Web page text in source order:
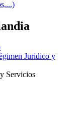
Jurídico y
Servicios